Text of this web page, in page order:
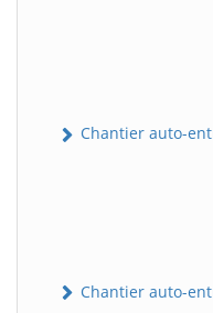
Chantier auto-
Chantier auto-